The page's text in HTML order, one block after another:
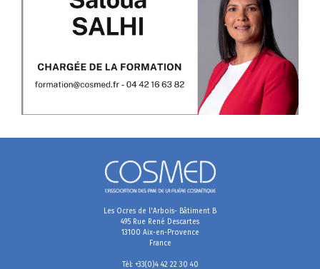
Les Ocres de l'Arbois- Bâtiment B
495 Rue René Descartes
13100 Aix-en-Provence
France
Tél: +33(0)4 42 22 30 40